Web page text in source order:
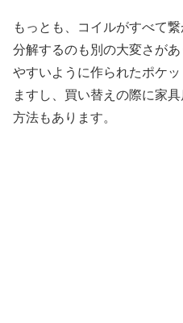
もっとも、コイルがすべて
分解するのも別の大変さが
やすいように作られたポケ
ますし、買い替えの際に家
方法もあります。